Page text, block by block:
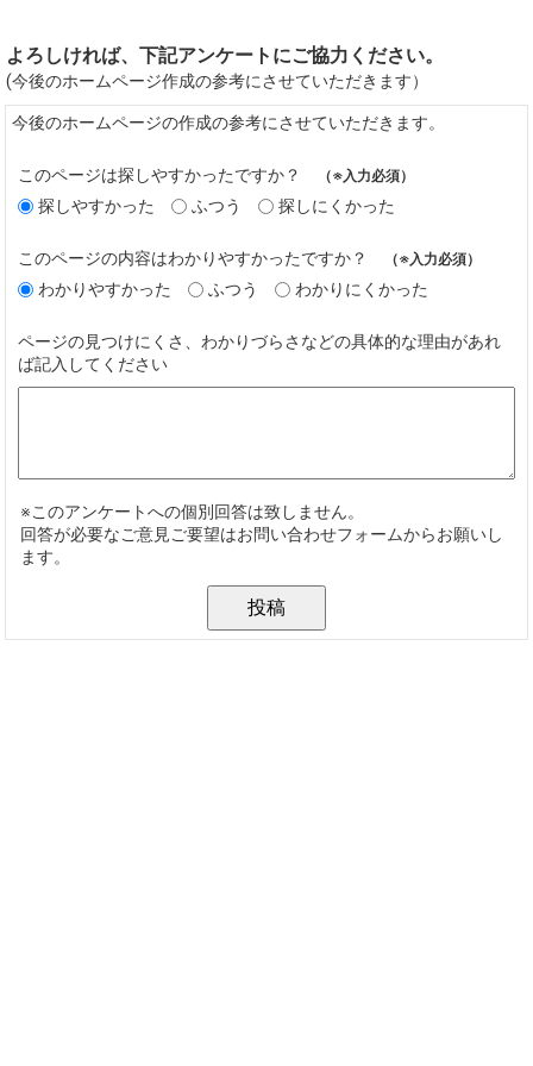
よろしければ、下記アンケートにご協力ください。
(今後のホームページ作成の参考にさせていただきます）
今後のホームページの作成の参考にさせていただきます。
このページは探しやすかったですか？ （※入力必須）
探しやすかった ふつう 探しにくかった
このページの内容はわかりやすかったですか？ （※入力必須）
わかりやすかった ふつう わかりにくかった
ページの見つけにくさ、わかりづらさなどの具体的な理由があれ
ば記入してください
※このアンケートへの個別回答は致しません。
回答が必要なご意見ご要望はお問い合わせフォームからお願いし
ます。